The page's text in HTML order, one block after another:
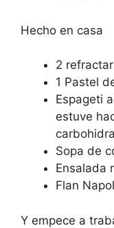
Hecho en casa
2
1 Pastel
Espageti
estuve
Sopa de
Ensalada
Flan
Y empece a